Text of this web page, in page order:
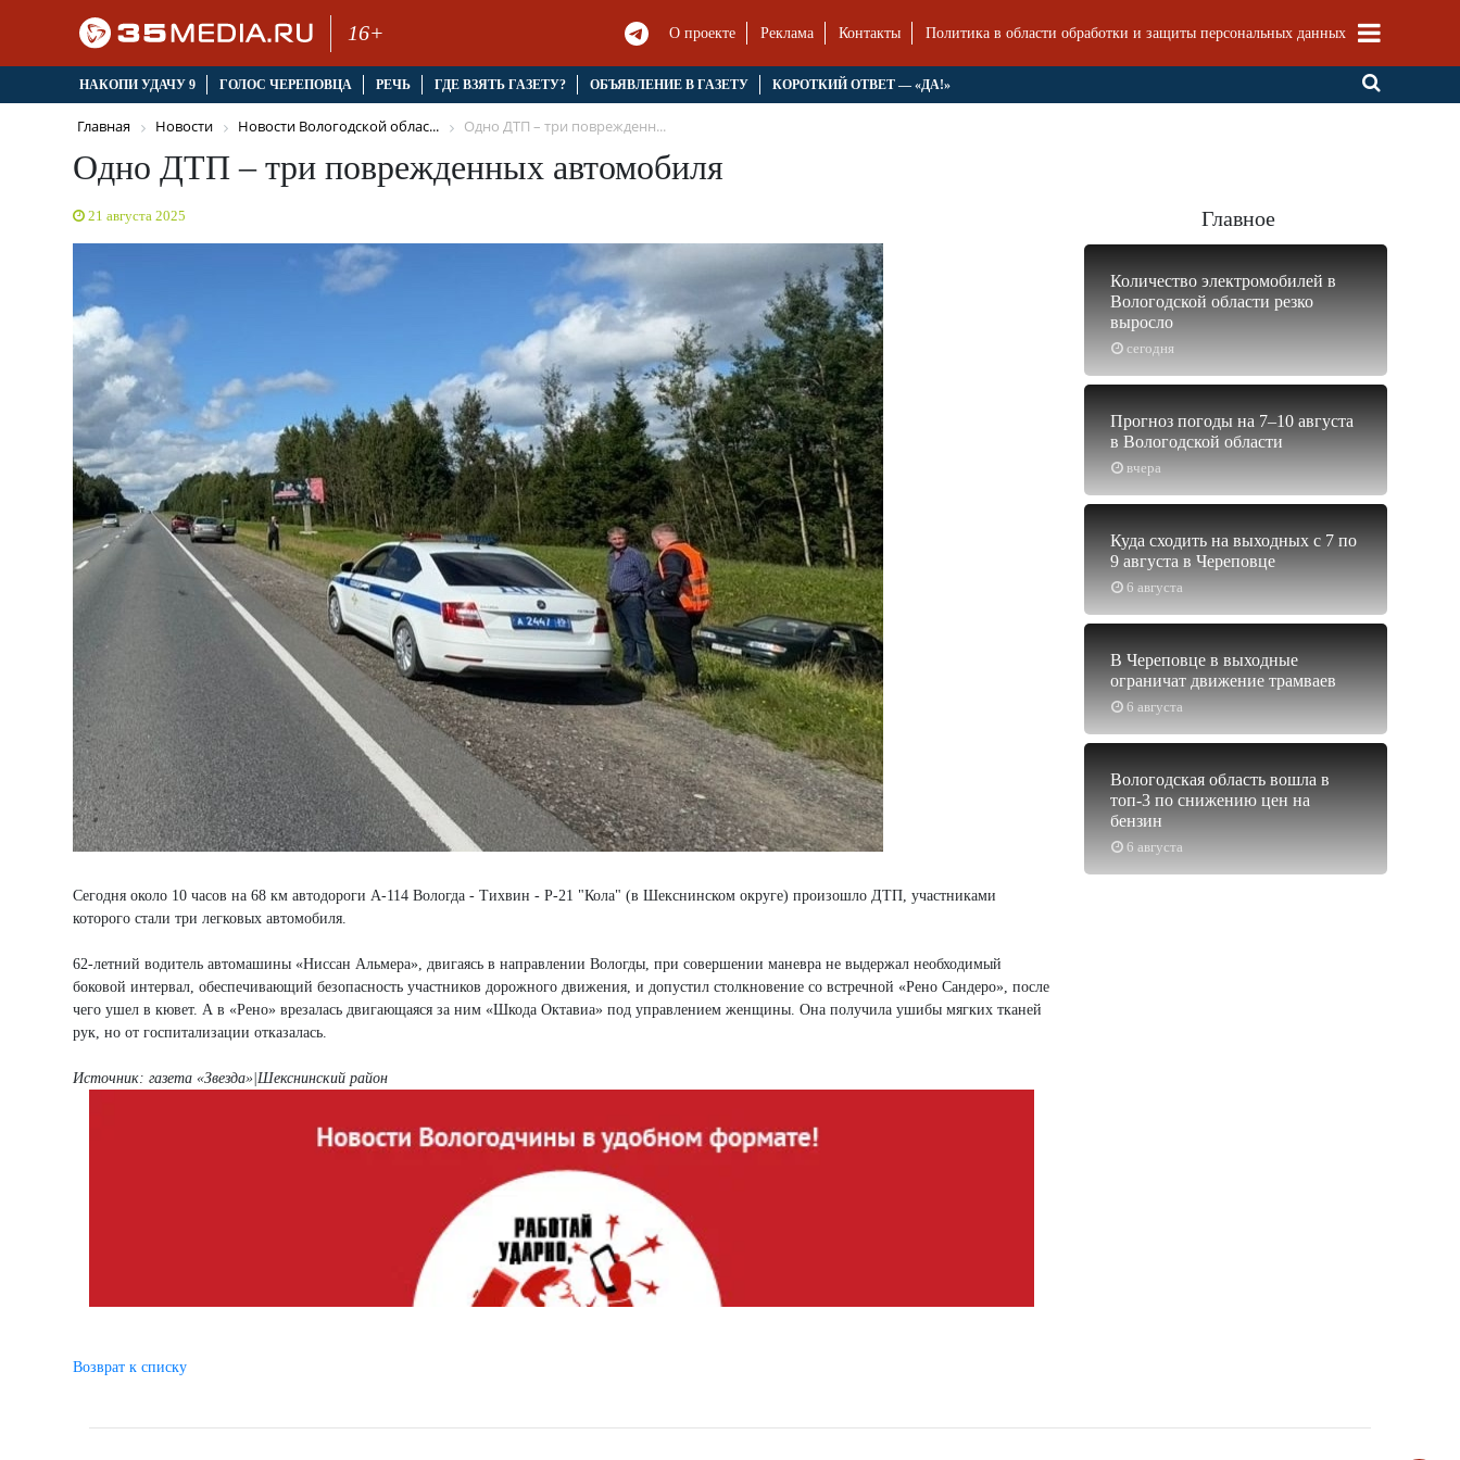
16+ О проекте Реклама Контакты Политика в области обработки и защиты персональных данных
НАКОПИ УДАЧУ 9 ГОЛОС ЧЕРЕПОВЦА РЕЧЬ ГДЕ ВЗЯТЬ ГАЗЕТУ? ОБЪЯВЛЕНИЕ В ГАЗЕТУ КОРОТКИЙ ОТВЕТ — «ДА!»
Главная Новости Новости Вологодской облас... Одно ДТП – три поврежденн...
Одно ДТП – три поврежденных автомобиля
21 августа 2025
Сегодня около 10 часов на 68 км автодороги А-114 Вологда - Тихвин - Р-21 "Кола" (в Шекснинском округе) произошло ДТП, участниками
которого стали три легковых автомобиля.
62-летний водитель автомашины «Ниссан Альмера», двигаясь в направлении Вологды, при совершении маневра не выдержал необходимый
боковой интервал, обеспечивающий безопасность участников дорожного движения, и допустил столкновение со встречной «Рено Сандеро», после
чего ушел в кювет. А в «Рено» врезалась двигающаяся за ним «Шкода Октавиа» под управлением женщины. Она получила ушибы мягких тканей
рук, но от госпитализации отказалась.
Источник: газета «Звезда»|Шекснинский район
Главное
сегодня
Количество электромобилей в
Вологодской области резко
выросло
вчера
Прогноз погоды на 7–10 августа
в Вологодской области
6 августа
Куда сходить на выходных с 7 по
9 августа в Череповце
6 августа
В Череповце в выходные
ограничат движение трамваев
6 августа
Вологодская область вошла в
топ-3 по снижению цен на
бензин
Возврат к списку